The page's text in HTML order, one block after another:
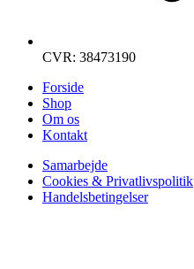
CVR: 38473190
Forside
Shop
Om os
Kontakt
Samarbejde
Cookies & Privatlivspolitik
Handelsbetingelser